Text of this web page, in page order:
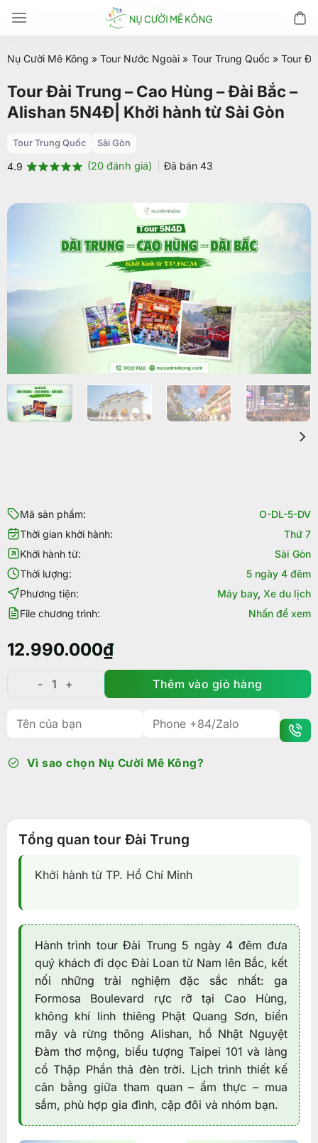
đến
dung
Nụ Cười Mê Kông » Tour Nước Ngoài » Tour Trung Quốc » Tour
Tour Đài Trung – Cao Hùng – Đài Bắc –
Alishan 5N4Đ| Khởi hành từ Sài Gòn
Tour Trung Quốc Sài Gòn
4.9 (20đánh giá) Đã bán 43
Mã sản phẩm:
O-DL-5-DV
Thời gian khởi hành:
Thứ 7
Khởi hành từ:
Sài Gòn
Thời lượng:
5 ngày 4 đêm
Phương tiện:
Máy bay, Xe du lịch
File chương trình:
Nhấn để xem
12.990.000₫
Tour Đài Trung - Cao Hùng - Đài Bắc - Alishan 5N4Đ|
Thêm vào giỏ hàng
Vì sao chọn Nụ Cười Mê Kông?
Tổng quan tour Đài Trung
Khởi hành từ TP. Hồ Chí Minh
Hành trình tour Đài Trung 5 ngày 4 đêm đưa
quý khách đi dọc Đài Loan từ Nam lên Bắc, kết
nối những trải nghiệm đặc sắc nhất: ga
Formosa Boulevard rực rỡ tại Cao Hùng,
không khí linh thiêng Phật Quang Sơn, biển
mây và rừng thông Alishan, hồ Nhật Nguyệt
Đàm thơ mộng, biểu tượng Taipei 101 và làng
cổ Thập Phần thả đèn trời. Lịch trình thiết kế
cân bằng giữa tham quan – ẩm thực – mua
sắm, phù hợp gia đình, cặp đôi và nhóm bạn.